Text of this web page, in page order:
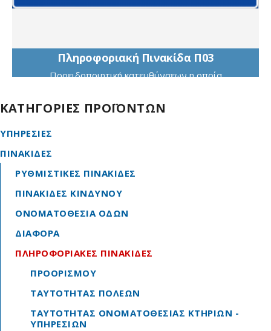
Πληροφοριακή Πινακίδα Π03
Προειδοποιητική κατευθύνσεων η οποία
χιλιομετρικών αποστάσεων
ΚΑΤΗΓΟΡΙΕΣ ΠΡΟΪΟΝΤΩΝ
ΥΠΗΡΕΣΙΕΣ
ΠΙΝΑΚΙΔΕΣ
ΡΥΘΜΙΣΤΙΚΕΣ ΠΙΝΑΚΙΔΕΣ
ΠΙΝΑΚΙΔΕΣ ΚΙΝΔΥΝΟΥ
ΟΝΟΜΑΤΟΘΕΣΙΑ ΟΔΩΝ
ΔΙΑΦΟΡΑ
ΠΛΗΡΟΦΟΡΙΑΚΕΣ ΠΙΝΑΚΙΔΕΣ
ΠΡΟΟΡΙΣΜΟΥ
ΤΑΥΤΟΤΗΤΑΣ ΠΟΛΕΩΝ
ΤΑΥΤΟΤΗΤΑΣ ΟΝΟΜΑΤΟΘΕΣΙΑΣ ΚΤΗΡΙΩΝ -
ΥΠΗΡΕΣΙΩΝ